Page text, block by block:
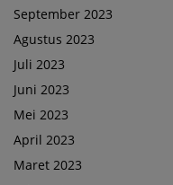
September 2023
Agustus 2023
Juli 2023
Juni 2023
Mei 2023
April 2023
Maret 2023